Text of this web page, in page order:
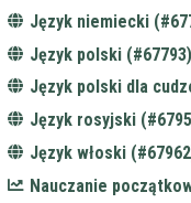
Język niemiecki
Język polski (#67793)
Język polski dla
Język rosyjski
Język włoski
Nauczanie